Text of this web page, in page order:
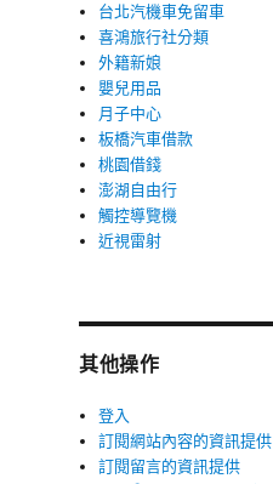
台北汽機車免留車
喜鴻旅行社分類
外籍新娘
嬰兒用品
月子中心
板橋汽車借款
桃園借錢
澎湖自由行
觸控導覽機
近視雷射
其他操作
登入
訂閱網站內容的資訊提供
訂閱留言的資訊提供